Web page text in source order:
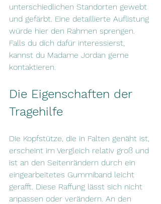
unterschiedlichen Standorten gewebt
und gefärbt. Eine detaillierte Auflistung
würde hier den Rahmen sprengen.
Falls du dich dafür interessierst,
kannst du Madame Jordan gerne
kontaktieren.
Die Eigenschaften der
Tragehilfe
Die Kopfstütze, die in Falten genäht ist,
erscheint im Vergleich relativ groß und
ist an den Seitenrändern durch ein
eingearbeitetes Gummiband leicht
gerafft. Diese Raffung lässt sich nicht
anpassen oder verändern. An den